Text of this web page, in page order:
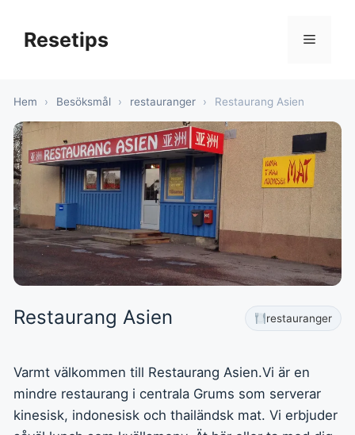
innehållResetips Meny
Hem › Besöksmål › restauranger › Restaurang Asien
Restaurang Asien restauranger
Varmt välkommen till Restaurang Asien.Vi är en
mindre restaurang i centrala Grums som serverar
kinesisk, indonesisk och thailändsk mat. Vi erbjuder